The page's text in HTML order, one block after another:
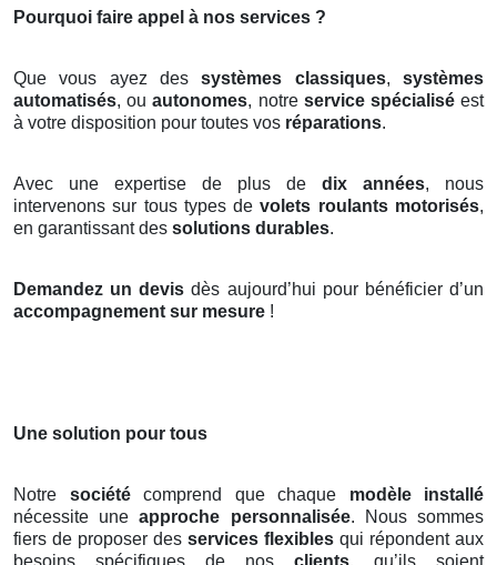
Pourquoi faire appel à nos services ?
Que vous ayez dessystèmes classiques,systèmes
automatisés, ouautonomes, notre service spécialiséest
à votre disposition pour toutes vos réparations.
Avec une expertise de plus de dix années, nous
intervenons sur tous types devolets roulants motorisés,
en garantissant des solutions durables.
Demandez un devis dès aujourd’hui pour bénéficier d’un
accompagnement sur mesure !
Une solution pour tous
Notre sociétécomprend que chaque modèle installé
nécessite uneapproche personnalisée. Nous sommes
fiers de proposer des services flexibles qui répondent aux
besoins spécifiques de nos clients, qu’ils soient